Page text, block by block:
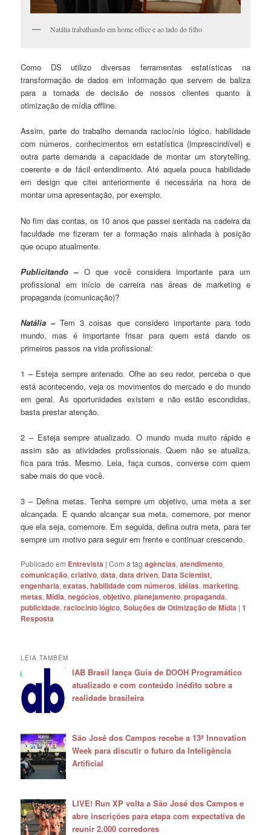
Natália trabalhando em home office e ao lado do filho
Como DS utilizo diversas ferramentas estatísticas na
transformação de dados em informação que servem de baliza
para a tomada de decisão de nossos clientes quanto à
otimização de mídia offline.
Assim, parte do trabalho demanda raciocínio lógico, habilidade
com números, conhecimentos em estatística (imprescindível) e
outra parte demanda a capacidade de montar um storytelling,
coerente e de fácil entendimento. Até aquela pouca habilidade
em design que citei anteriormente é necessária na hora de
montar uma apresentação, por exemplo.
No fim das contas, os 10 anos que passei sentada na cadeira da
faculdade me fizeram ter a formação mais alinhada à posição
que ocupo atualmente.
Publicitando –O que você considera importante para um
profissional em início de carreira nas áreas de marketing e
propaganda (comunicação)?
Natália –Tem 3 coisas que considero importante para todo
mundo, mas é importante frisar para quem está dando os
primeiros passos na vida profissional:
1 – Esteja sempre antenado. Olhe ao seu redor, perceba o que
está acontecendo, veja os movimentos do mercado e do mundo
em geral. As oportunidades existem e não estão escondidas,
basta prestar atenção.
2 – Esteja sempre atualizado. O mundo muda muito rápido e
assim são as atividades profissionais. Quem não se atualiza,
fica para trás. Mesmo. Leia, faça cursos, converse com quem
sabe mais do que você.
3 – Defina metas. Tenha sempre um objetivo, uma meta a ser
alcançada. E quando alcançar sua meta, comemore, por menor
que ela seja, comemore. Em seguida, defina outra meta, para ter
sempre um motivo para seguir em frente e continuar crescendo.
Publicado em Entrevista |Com a tagagências,atendimento,
comunicação,criativo,data,data driven, Data Scientist,
engenharia,exatas,habilidade com números,idéias,marketing,
metas,Mídia,negócios,objetivo,planejamento,propaganda,
publicidade,raciocínio lógico,Soluções de Otimização de Mídia |1
Resposta
LEIA TAMBÉM
IAB Brasil lança Guia de DOOH Programático
atualizado e com conteúdo inédito sobre a
realidade brasileira
São José dos Campos recebe a 13ª Innovation
Week para discutir o futuro da Inteligência
Artificial
LIVE! Run XP volta a São José dos Campos e
abre inscrições para etapa com expectativa de
reunir 2.000 corredores